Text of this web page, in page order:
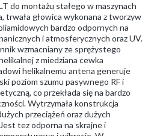
do montażu stałego w maszynach
trwała głowica wykonana z tworzyw
bardzo odpornych na
i atmosferycznych oraz UV.
wzmacniany ze sprężystego
z miedziana cewka
helikalnemu antena generuje
poziom szumu pasywnego RF i
co przekłada się na bardzo
Wytrzymała konstrukcja
przeciążeń oraz dużych
tez odporna na skrajne i